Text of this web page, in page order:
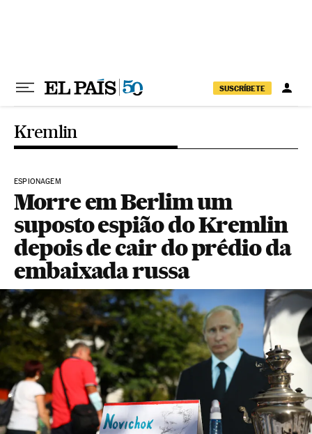
SUSCRÍBETE
Kremlin
ESPIONAGEM
Morre em Berlim um
suposto espião do Kremlin
depois de cair do prédio da
embaixada russa